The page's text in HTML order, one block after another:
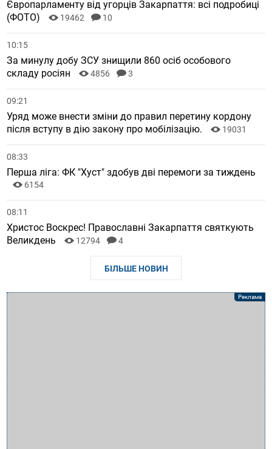
Європарламенту від угорців Закарпаття: всі подробиці
(ФОТО)
19462 10
10:15
За минулу добу ЗСУ знищили 860 осіб особового
складу росіян
4856 3
09:21
Уряд може внести зміни до правил перетину кордону
після вступу в дію закону про мобілізацію.
19031
08:33
Перша ліга: ФК "Хуст" здобув дві перемоги за тиждень
6154
08:11
Христос Воскрес! Православні Закарпаття святкують
Великдень
12794 4
БІЛЬШЕ НОВИН